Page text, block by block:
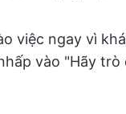
việc ngay vì
vào "Hãy trò